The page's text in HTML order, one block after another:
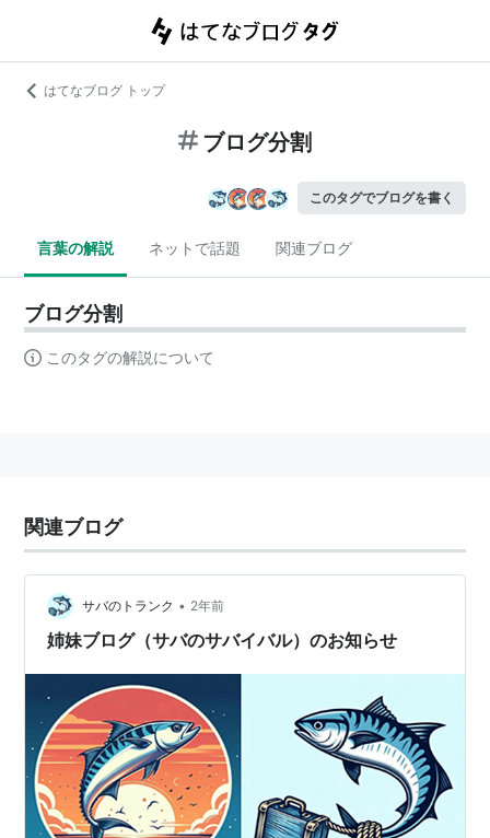
はてなブログ トップ
ブログ分割
このタグでブログを書く
言葉の解説 ネットで話題 関連ブログ
ブログ分割
このタグの解説について
関連ブログ
サバのトランク • 2年前
姉妹ブログ（サバのサバイバル）のお知らせ